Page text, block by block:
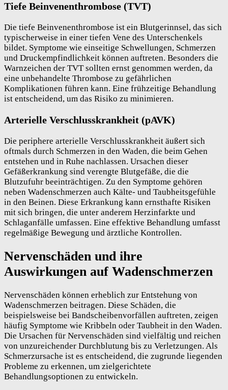
Tiefe Beinvenenthrombose (TVT)
Die tiefe Beinvenenthrombose ist ein Blutgerinnsel, das sich
typischerweise in einer tiefen Vene des Unterschenkels
bildet. Symptome wie einseitige Schwellungen, Schmerzen
und Druckempfindlichkeit können auftreten. Besonders die
Warnzeichen der TVT sollten ernst genommen werden, da
eine unbehandelte Thrombose zu gefährlichen
Komplikationen führen kann. Eine frühzeitige Behandlung
ist entscheidend, um das Risiko zu minimieren.
Arterielle Verschlusskrankheit (pAVK)
Die periphere arterielle Verschlusskrankheit äußert sich
oftmals durch Schmerzen in den Waden, die beim Gehen
entstehen und in Ruhe nachlassen. Ursachen dieser
Gefäßerkrankung sind verengte Blutgefäße, die die
Blutzufuhr beeinträchtigen. Zu den Symptome gehören
neben Wadenschmerzen auch Kälte- und Taubheitsgefühle
in den Beinen. Diese Erkrankung kann ernsthafte Risiken
mit sich bringen, die unter anderem Herzinfarkte und
Schlaganfälle umfassen. Eine effektive Behandlung umfasst
regelmäßige Bewegung und ärztliche Kontrollen.
Nervenschäden und ihre
Auswirkungen auf Wadenschmerzen
Nervenschäden können erheblich zur Entstehung von
Wadenschmerzen beitragen. Diese Schäden, die
beispielsweise bei Bandscheibenvorfällen auftreten, zeigen
häufig Symptome wie Kribbeln oder Taubheit in den Waden.
Die Ursachen für Nervenschäden sind vielfältig und reichen
von unzureichender Durchblutung bis zu Verletzungen. Als
Schmerzursache ist es entscheidend, die zugrunde liegenden
Probleme zu erkennen, um zielgerichtete
Behandlungsoptionen zu entwickeln.